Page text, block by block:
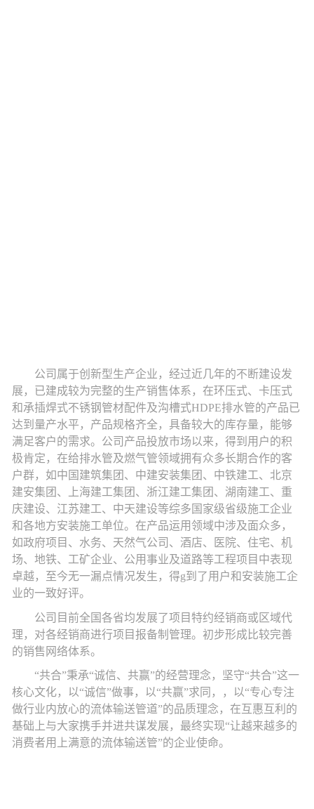
公司属于创新型生产企业，经过近几年的不断建设发
展，已建成较为完整的生产销售体系，在环压式、卡压式
和承插焊式不锈钢管材配件及沟槽式HDPE排水管的产品已
达到量产水平，产品规格齐全，具备较大的库存量，能够
满足客户的需求。 公司 产品投放市场以来， 得到用户的积
极肯定，在给排水管及燃气管领域拥有众多长期合作的客
户群，如中国建筑集团、 中建安装集团、 中铁建工、 北京
建安集团、上海建工集团、浙江建工集团、湖南建工、重
庆建设、江苏建工、中天建设等综多 国家级省级施工企业
和各地方安装施工单位。在产品运用领域中涉及面众多，
如政府项目、 水务、天然气公司、 酒店、医院、住宅、 机
场、地铁、 工矿企业、 公用事业及道路等工程项目中表现
卓越，至今无一漏点情况发生，得g到了用户和安装施工企
业的一致好评。
公司目前全国各省均发展了项目特约经销商或区域代
理，对各经销商进行项目报备制管理。初步形成比较完善
的销售网络体系。
“共合”秉承“诚信、共赢”的经营理念，坚守“共合”这一
核心文化，以“诚信”做事，以“共赢”求同，， 以“专心专注
做行业内放心的流体输送管道”的品质理念， 在互惠互利的
基础上与大家携手并进共谋发展，最终实现“让越来越多的
消费者用上满意的流体输送管”的企业使命。